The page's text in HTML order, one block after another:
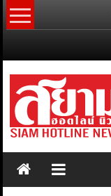
Skip
to